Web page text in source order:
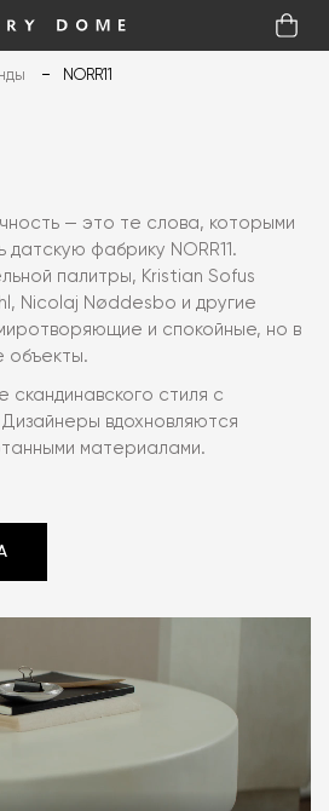
NORR11
— это те слова, которыми
фабрику NORR11.
палитры, Kristian Sofus
Nicolaj Nøddesbo и другие
и спокойные, но в
объекты.
скандинавского стиля с
вдохновляются
материалами.